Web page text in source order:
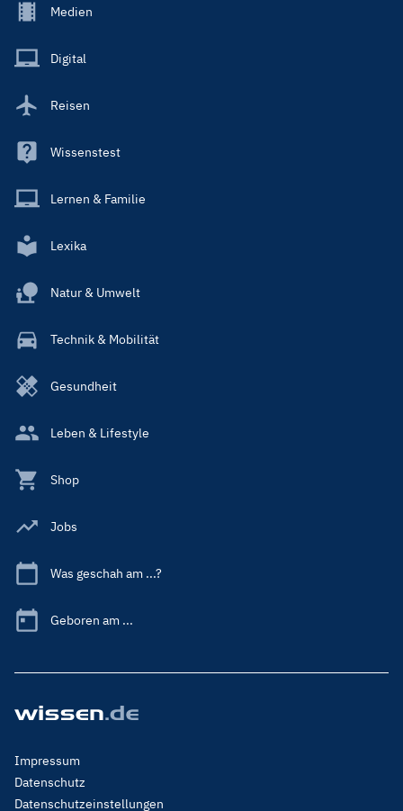
Footer
Main
Medien
Digital
Reisen
Wissenstest
Lernen & Familie
Lexika
Natur & Umwelt
Technik & Mobilität
Gesundheit
Leben & Lifestyle
Shop
Jobs
Was geschah am ...?
Geboren am ...
Footer
Menu
Legal
Impressum
Datenschutz
Datenschutzeinstellungen